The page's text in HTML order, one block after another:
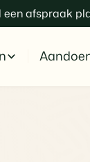
een afspraak